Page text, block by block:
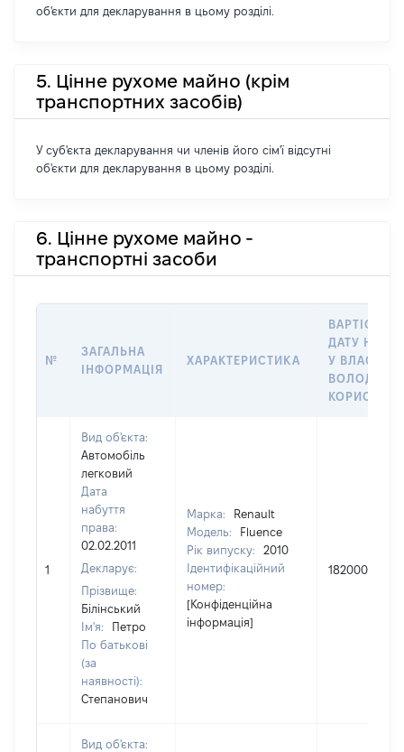
об'єкти для декларування в цьому розділі.
5. Цінне рухоме майно (крім
транспортних засобів)
У суб'єкта декларування чи членів його сім'ї відсутні
об'єкти для декларування в цьому розділі.
6. Цінне рухоме майно -
транспортні засоби
№
ЗАГАЛЬНА
ІНФОРМАЦІЯ
ХАРАКТЕРИСТИКА
ВАРТІСТЬ
ДАТУ
У
1
Вид об'єкта:
Автомобіль
легковий
Дата
набуття
права:
02.02.2011
Декларує:
Прізвище:
Білінський
Ім'я:
Петро
По батькові
(за
наявності):
Степанович
Марка:
Renault
Модель:
Fluence
Рік випуску:
2010
Ідентифікаційний
номер:
[Конфіденційна
інформація]
182000
Вид об'єкта: